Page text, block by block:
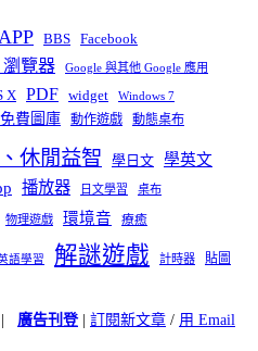
APP BBS Facebook
瀏覽器 Google 與其他 Google 應用
X PDF widget Windows 7
免費圖庫 動作遊戲 動態桌布
休閒益智 學日文 學英文
播放器 日文學習 桌布
物理遊戲 環境音 療癒
語學習 解謎遊戲 計時器
貼圖
| 廣告刊登| 訂閱新文章 / 用 Email